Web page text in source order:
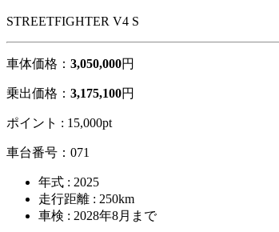
STREETFIGHTER V4 S
車体価格： 3,050,000円
乗出価格： 3,175,100円
ポイント : 15,000pt
車台番号：071
年式 : 2025
走行距離 : 250km
車検 : 2028年8月まで